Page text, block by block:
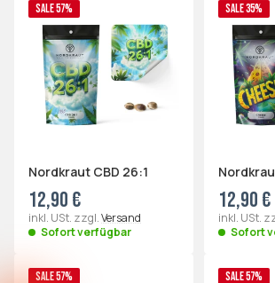
SALE 57%
Nordkraut CBD 26:1
12,90 €
inkl. USt. zzgl.Versand
Sofort verfügbar
SALE 35%
12,90 €
inkl. USt.
Sofort
SALE 57% SALE 57%